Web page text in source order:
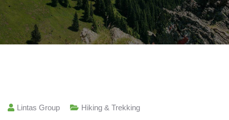
Lintas Group Hiking & Trekking